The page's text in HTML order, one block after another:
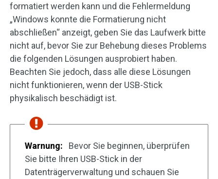
formatiert werden kann und die Fehlermeldung
„Windows konnte die Formatierung nicht
abschließen“ anzeigt, geben Sie das Laufwerk bitte
nicht auf, bevor Sie zur Behebung dieses Problems
die folgenden Lösungen ausprobiert haben.
Beachten Sie jedoch, dass alle diese Lösungen
nicht funktionieren, wenn der USB-Stick
physikalisch beschädigt ist.
Warnung:
Bevor Sie beginnen, überprüfen
Sie bitte Ihren USB-Stick in der
Datenträgerverwaltung und schauen Sie